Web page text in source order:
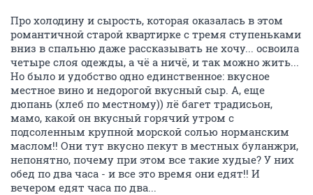
Про холодину и сырость, которая оказалась в этом
романтичной старой квартирке с тремя ступеньками
вниз в спальню даже рассказывать не хочу... освоила
четыре слоя одежды, а чё а ничё, и так можно жить...
Но было и удобство одно единственное: вкусное
местное вино и недорогой вкусный сыр. А, еще
дюпань (хлеб по местному)) лё багет традисьон,
мамо, какой он вкусный горячий утром с
подсоленным крупной морской солью норманским
маслом!! Они тут вкусно пекут в местных буланжри,
непонятно, почему при этом все такие худые? У них
обед по два часа - и все это время они едят!! И
вечером едят часа по два...